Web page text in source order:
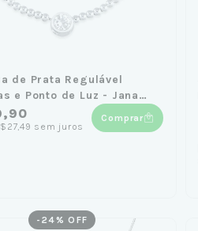
de Prata Regulável
e Ponto de Luz - Jana
sem juros
Comprar
- 24 % OFF